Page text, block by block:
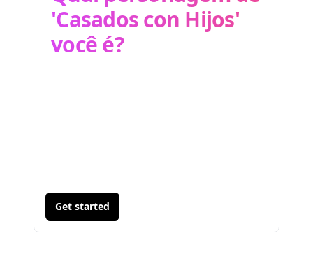
'Casados con Hijos'
você é?
Get started